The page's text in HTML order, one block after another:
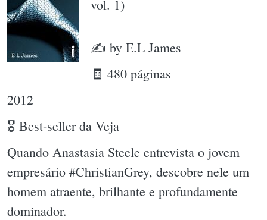
vol. 1)
✍ by E.L James
🧾 480 páginas
2012
🎖 Best-seller da Veja
Quando Anastasia Steele entrevista o jovem
empresário #ChristianGrey, descobre nele um
homem atraente, brilhante e profundamente
dominador.